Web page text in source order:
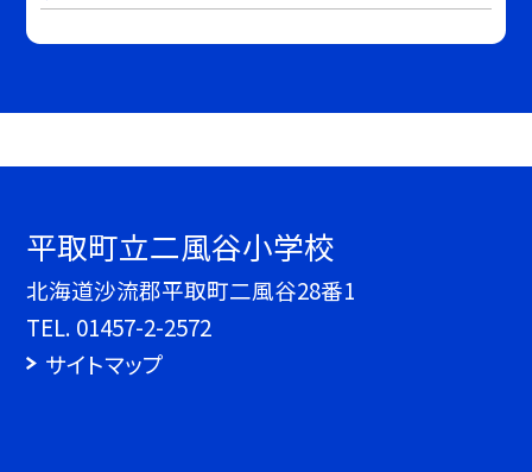
平取町立二風谷小学校
北海道沙流郡平取町二風谷28番1
TEL. 01457-2-2572
サイトマップ